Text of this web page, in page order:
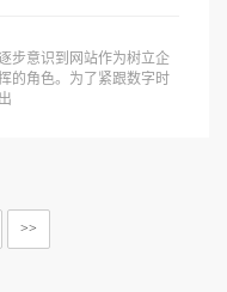
步意识到网站作为树立企
的角色。为了紧跟数字时
>>